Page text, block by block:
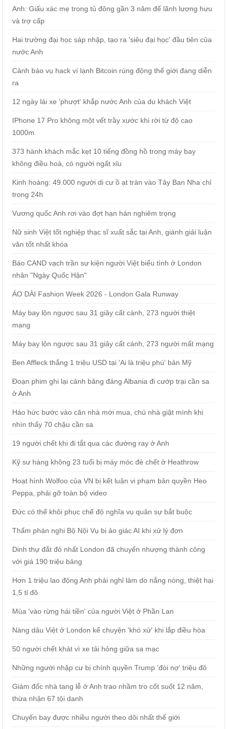
Anh: Giấu xác mẹ trong tủ đông gần 3 năm để lãnh lương hưu
và trợ cấp
Hai trường đại học sáp nhập, tạo ra 'siêu đại học' đầu tiên của
nước Anh
Cảnh báo vụ hack ví lạnh Bitcoin rúng động thế giới đang diễn
ra
12 ngày lái xe 'phượt' khắp nước Anh của du khách Việt
IPhone 17 Pro không một vết trầy xước khi rời từ độ cao
1000m
373 hành khách mắc kẹt 10 tiếng đồng hồ trong máy bay
không điều hoà, có người ngất xỉu
Kinh hoàng: 49.000 người di cư ồ ạt tràn vào Tây Ban Nha chỉ
trong 24h
Vương quốc Anh rơi vào đợt hạn hán nghiêm trọng
Nữ sinh Việt tốt nghiệp thạc sĩ xuất sắc tại Anh, giành giải luận
văn tốt nhất khóa
Báo CAND vạch trần sự kiện người Việt biểu tình ở London
nhân "Ngày Quốc Hận"
ÁO DÀI Fashion Week 2026 - London Gala Runway
Máy bay lộn ngược sau 31 giây cất cánh, 273 người thiệt
mạng
Máy bay lộn ngược sau 31 giây cất cánh, 273 người mất mạng
Ben Affleck thắng 1 triệu USD tại 'Ai là triệu phú' bản Mỹ
Đoạn phim ghi lại cảnh băng đảng Albania đi cướp trại cần sa
ở Anh
Háo hức bước vào căn nhà mới mua, chủ nhà giật mình khi
nhìn thấy 70 chậu cần sa
19 người chết khi đi tắt qua các đường ray ở Anh
Kỹ sư hàng không 23 tuổi bị máy móc đè chết ở Heathrow
Hoạt hình Wolfoo của VN bị kết luận vi phạm bản quyền Heo
Peppa, phải gỡ toàn bộ video
Đức có thể khôi phục chế độ nghĩa vụ quân sự bắt buộc
Thẩm phán nghi Bộ Nội Vụ bị ảo giác AI khi xử lý đơn
Dinh thự đắt đỏ nhất London đã chuyển nhượng thành công
với giá 190 triệu bảng
Hơn 1 triệu lao động Anh phải nghỉ làm do nắng nóng, thiệt hại
1,5 tỉ đô
Mùa 'vào rừng hái tiền' của người Việt ở Phần Lan
Nàng dâu Việt ở London kể chuyện 'khó xử' khi lắp điều hòa
50 người chết khát vì xe tải hỏng giữa sa mạc
Những người nhập cư bị chính quyền Trump 'đòi nợ' triệu đô
Giám đốc nhà tang lễ ở Anh trao nhầm tro cốt suốt 12 năm,
thừa nhận 67 tội danh
Chuyến bay được nhiều người theo dõi nhất thế giới